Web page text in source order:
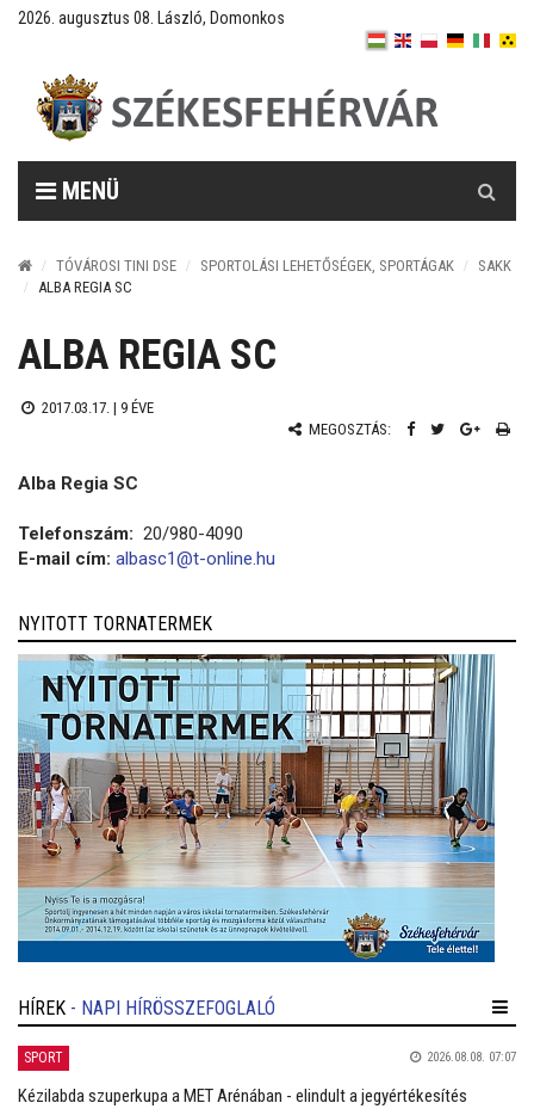
2026. augusztus 08. László, Domonkos
MENÜ
TÓVÁROSI TINI DSE SPORTOLÁSI LEHETŐSÉGEK, SPORTÁGAK
SAKK
ALBA REGIA SC
ALBA REGIA SC
2017.03.17. | 9 ÉVE
MEGOSZTÁS:
Alba Regia SC
Telefonszám: 20/980-4090
E-mail cím: albasc1@t-online.hu
NYITOTT TORNATERMEK
HÍREK - NAPI HÍRÖSSZEFOGLALÓ
SPORT 2026.08.08. 07:07
Kézilabda szuperkupa a MET Arénában - elindult a jegyértékesítés